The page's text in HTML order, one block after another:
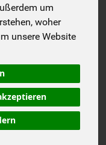
um
woher
unsere Website
* / Stk